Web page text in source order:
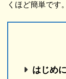
くほど簡単です。
はじめに